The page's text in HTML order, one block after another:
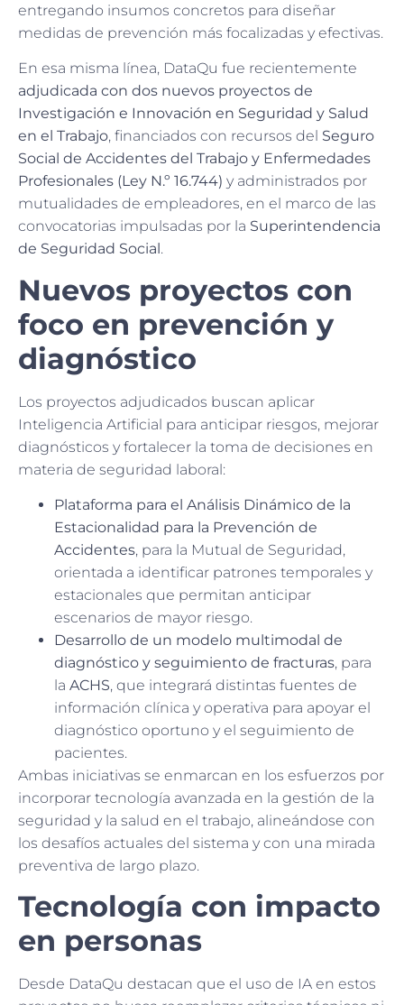
entregando insumos concretos para diseñar
medidas de prevención más focalizadas y efectivas.
En esa misma línea, DataQu fue recientemente
adjudicada con dos nuevos proyectos de
Investigación e Innovación en Seguridad y Salud
en el Trabajo, financiados con recursos del Seguro
Social de Accidentes del Trabajo y Enfermedades
Profesionales (Ley N.º 16.744) y administrados por
mutualidades de empleadores, en el marco de las
convocatorias impulsadas por la Superintendencia
de Seguridad Social.
Nuevos proyectos con
foco en prevención y
diagnóstico
Los proyectos adjudicados buscan aplicar
Inteligencia Artificial para anticipar riesgos, mejorar
diagnósticos y fortalecer la toma de decisiones en
materia de seguridad laboral:
Plataforma para el Análisis Dinámico de la
Estacionalidad para la Prevención de
Accidentes, para la Mutual de Seguridad,
orientada a identificar patrones temporales y
estacionales que permitan anticipar
escenarios de mayor riesgo.
Desarrollo de un modelo multimodal de
diagnóstico y seguimiento de fracturas, para
la ACHS, que integrará distintas fuentes de
información clínica y operativa para apoyar el
diagnóstico oportuno y el seguimiento de
pacientes.
Ambas iniciativas se enmarcan en los esfuerzos por
incorporar tecnología avanzada en la gestión de la
seguridad y la salud en el trabajo, alineándose con
los desafíos actuales del sistema y con una mirada
preventiva de largo plazo.
Tecnología con impacto
en personas
Desde DataQu destacan que el uso de IA en estos